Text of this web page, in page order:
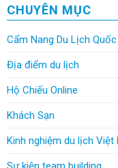
CHUYÊN MỤC
Cẩm Nang Du Lịch
Địa điểm du lịch
Hộ Chiếu Online
Khách Sạn
Kinh nghiệm du lịch Việt